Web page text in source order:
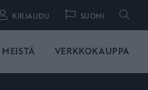
KIRJAUDU SUOMI Hae
VERKKOKAUPPA